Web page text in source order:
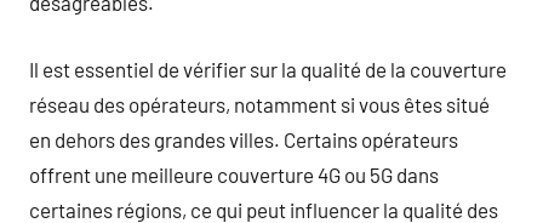
Il est essentiel de vérifier sur la qualité de la couverture
réseau des opérateurs, notamment si vous êtes situé
en dehors des grandes villes. Certains opérateurs
offrent une meilleure couverture 4G ou 5G dans
certaines régions, ce qui peut influencer la qualité des